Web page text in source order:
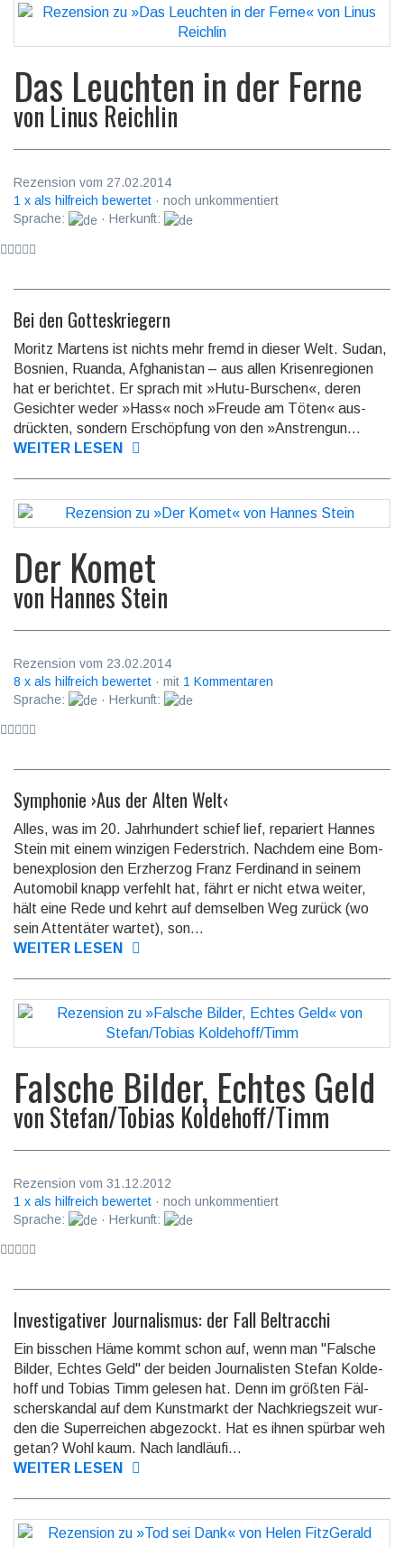
Das Leuchten in der Ferne
von Linus Reichlin
Rezension vom 27.02.2014
1 x als hilfreich bewertet · noch unkommentiert
Sprache:
· Herkunft:
Bei den Gotteskriegern
Moritz Martens ist nichts mehr fremd in dieser Welt. Sudan,
Bosnien, Ruanda, Af­gha­nis­tan – aus allen Krisenregionen
hat er berichtet. Er sprach mit »Hutu-Bur­schen«, deren
Gesichter weder »Hass« noch »Freude am Töten« aus­
drück­ten, sondern Erschöpfung von den »Anstrengun...
WEITER LESEN
Der Komet
von Hannes Stein
Rezension vom 23.02.2014
8 x als hilfreich bewertet · mit 1 Kommentaren
Sprache:
· Herkunft:
Symphonie ›Aus der Alten Welt‹
Alles, was im 20. Jahrhundert schief lief, repariert Hannes
Stein mit einem win­zi­gen Federstrich. Nachdem eine Bom­
benexplosion den Erzherzog Franz Fer­di­nand in seinem
Automobil knapp verfehlt hat, fährt er nicht etwa weiter,
hält eine Rede und kehrt auf dem­sel­ben Weg zurück (wo
sein Attentäter wartet), son­...
WEITER LESEN
Falsche Bilder, Echtes Geld
vonStefan/Tobias Koldehoff/Timm
Rezension vom 31.12.2012
1 x als hilfreich bewertet · noch unkommentiert
Sprache:
· Herkunft:
Investigativer Journalismus: der Fall Beltracchi
Ein bisschen Häme kommt schon auf, wenn man "Falsche
Bilder, Echtes Geld" der beiden Jour­na­listen Stefan Kolde­
hoff und Tobias Timm ge­lesen hat. Denn im größ­ten Fäl­
scher­skan­dal auf dem Kunst­markt der Nach­kriegs­zeit wur­
den die Super­reichen ab­ge­zockt. Hat es ihnen spür­bar weh
getan? Wohl kaum. Nach land­läu­fi­...
WEITER LESEN